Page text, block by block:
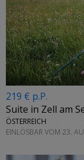
←
219 € p.P.
Suite in Zell am
ÖSTERREICH
EINLÖSBAR VOM 23.